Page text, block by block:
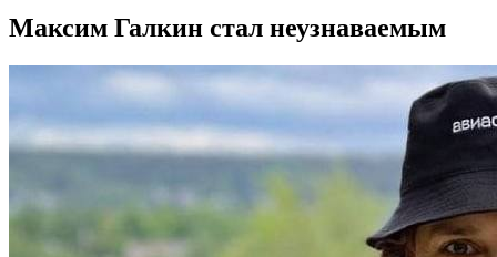
Максим Галкин стал неузнаваемым